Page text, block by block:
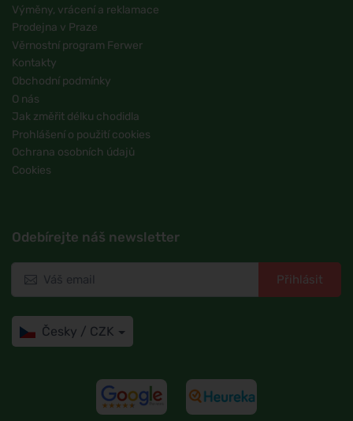
Výměny, vrácení a reklamace
Prodejna v Praze
Věrnostní program Ferwer
Kontakty
Obchodní podmínky
O nás
Jak změřit délku chodidla
Prohlášení o použití cookies
Ochrana osobních údajů
Cookies
Odebírejte náš newsletter
Přihlásit
Česky / CZK